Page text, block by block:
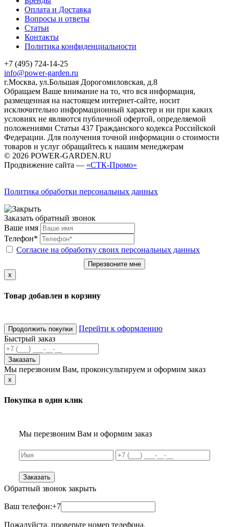
Оплата и Доставка
Вопросы и ответы
Статьи
Контакты
Политика конфиденциальности
+7 (495) 724-14-25
info@power-garden.ru
г.Москва, ул.Большая Дорогомиловская, д.8
Обращаем Ваше внимание на то, что вся информация,
размещенная на настоящем интернет-сайте, носит
исключительно информационный характер и ни при каких
условиях не являются публичной офертой, определяемой
положениями Статьи 437 Гражданского кодекса Российской
Федерации. Для получения точной информации о стоимости
товаров и услуг обращайтесь к нашим менеджерам
© 2026 POWER-GARDEN.RU
Продвижение сайта — «СТК-Промо»
Политика обработки персональных данных
Заказать обратный звонок
Ваше имя
Телефон*
Согласие на обработку своих персональных данных
Перезвоните мне
x
Товар добавлен в корзину
Продолжить покупки
Перейти к оформлению
Быстрый заказ
Заказать
Мы перезвоним Вам, проконсультируем и оформим заказ
x
Покупка в один клик
Мы перезвоним Вам и оформим заказ
Заказать
Обратный звонок закрыть
Ваш телефон:+7
Пожалуйста, проверьте номер телефона.